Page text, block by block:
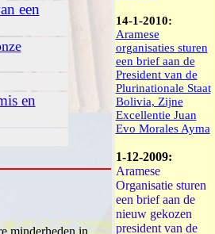
een
en
minderheden in
14-1-2010:
Aramese
organisaties sturen
een brief aan de
President van de
Plurinationale Staat
Bolivia, Zijne
Excellentie Juan
Evo Morales Ayma
1-12-2009:
Aramese
Organisatie sturen
een brief aan de
nieuw gekozen
president van de